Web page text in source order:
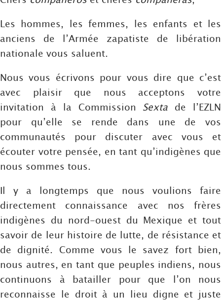
Les hommes, les femmes, les enfants et les
anciens de l’Armée zapatiste de libération
nationale vous saluent.
Nous vous écrivons pour vous dire que c’est
avec plaisir que nous acceptons votre
invitation à la Commission Sexta de l’EZLN
pour qu’elle se rende dans une de vos
communautés pour discuter avec vous et
écouter votre pensée, en tant qu’indigènes que
nous sommes tous.
Il y a longtemps que nous voulions faire
directement connaissance avec nos frères
indigènes du nord-ouest du Mexique et tout
savoir de leur histoire de lutte, de résistance et
de dignité. Comme vous le savez fort bien,
nous autres, en tant que peuples indiens, nous
continuons à batailler pour que l’on nous
reconnaisse le droit à un lieu digne et juste